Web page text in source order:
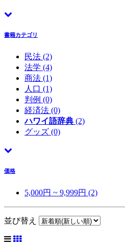
書籍カテゴリ
民法 (2)
法学 (4)
商法 (1)
人口 (1)
判例 (0)
経済法 (0)
ハワイ語辞典 (2)
グッズ (0)
価格
5,000円 ~ 9,999円 (2)
並び替え